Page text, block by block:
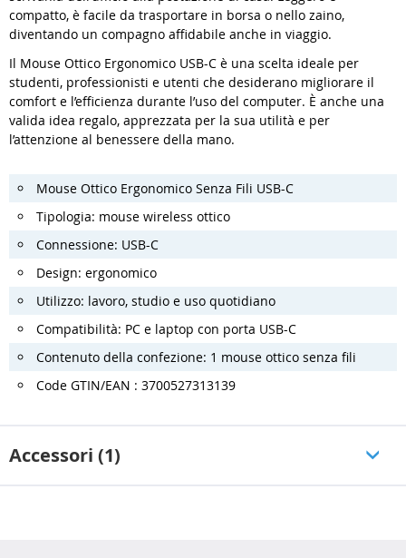
compatto, è facile da trasportare in borsa o nello zaino,
diventando un compagno affidabile anche in viaggio.
Il Mouse Ottico Ergonomico USB-C è una scelta ideale per
studenti, professionisti e utenti che desiderano migliorare il
comfort e l’efficienza durante l’uso del computer. È anche una
valida idea regalo, apprezzata per la sua utilità e per
l’attenzione al benessere della mano.
Mouse Ottico Ergonomico Senza Fili USB-C
Tipologia: mouse wireless ottico
Connessione: USB-C
Design: ergonomico
Utilizzo: lavoro, studio e uso quotidiano
Compatibilità: PC e laptop con porta USB-C
Contenuto della confezione: 1 mouse ottico senza fili
Code GTIN/EAN : 3700527313139
Accessori (1)